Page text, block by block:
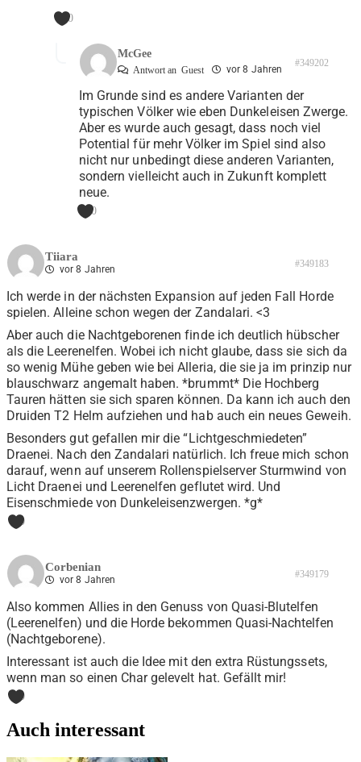
0
McGee
Antwort an Guest vor 8 Jahren
#349202
Im Grunde sind es andere Varianten der
typischen Völker wie eben Dunkeleisen Zwerge.
Aber es wurde auch gesagt, dass noch viel
Potential für mehr Völker im Spiel sind also
nicht nur unbedingt diese anderen Varianten,
sondern vielleicht auch in Zukunft komplett
neue.
0
Tiiara
vor 8 Jahren #349183
Ich werde in der nächsten Expansion auf jeden Fall Horde
spielen. Alleine schon wegen der Zandalari. <3
Aber auch die Nachtgeborenen finde ich deutlich hübscher
als die Leerenelfen. Wobei ich nicht glaube, dass sie sich da
so wenig Mühe geben wie bei Alleria, die sie ja im prinzip nur
blauschwarz angemalt haben. *brummt* Die Hochberg
Tauren hätten sie sich sparen können. Da kann ich auch den
Druiden T2 Helm aufziehen und hab auch ein neues Geweih.
Besonders gut gefallen mir die “Lichtgeschmiedeten”
Draenei. Nach den Zandalari natürlich. Ich freue mich schon
darauf, wenn auf unserem Rollenspielserver Sturmwind von
Licht Draenei und Leerenelfen geflutet wird. Und
Eisenschmiede von Dunkeleisenzwergen. *g*
0
Corbenian
vor 8 Jahren #349179
Also kommen Allies in den Genuss von Quasi-Blutelfen
(Leerenelfen) und die Horde bekommen Quasi-Nachtelfen
(Nachtgeborene).
Interessant ist auch die Idee mit den extra Rüstungssets,
wenn man so einen Char gelevelt hat. Gefällt mir!
0
Auch interessant